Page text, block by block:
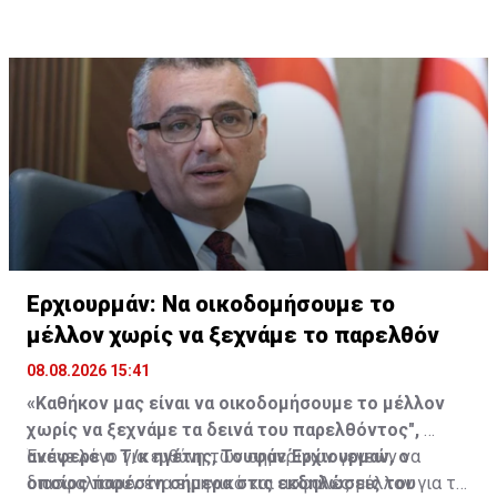
Ερχιουρμάν: Να οικοδομήσουμε το
μέλλον χωρίς να ξεχνάμε το παρελθόν
08.08.2026 15:41
«Καθήκον μας είναι να οικοδομήσουμε το μέλλον
χωρίς να ξεχνάμε τα δεινά του παρελθόντος",
ανέφερε ο Τ/κ ηγέτης, Τουφάν Έρχιουρμαν, ο
οποίος παρέστη σήμερα στις εκδηλώσεις του
Έκανε λόγο για ευθύνη των σημερινών γενεών να
διασφαλίσουν ένα ειρηνικό και ασφαλές μέλλον για τα